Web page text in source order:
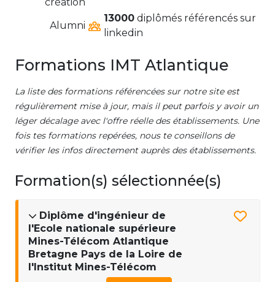
Alumni
13000 diplômés référencés sur
linkedin
Formations IMT Atlantique
La liste des formations référencées sur notre site est
régulièrement mise à jour, mais il peut parfois y avoir un
léger décalage avec l'offre réelle des établissements. Une
fois tes formations repérées, nous te conseillons de
vérifier les infos directement auprès des établissements.
Formation(s) sélectionnée(s)
Diplôme d'ingénieur de
l'Ecole nationale supérieure
Mines-Télécom Atlantique
Bretagne Pays de la Loire de
l'Institut Mines-Télécom